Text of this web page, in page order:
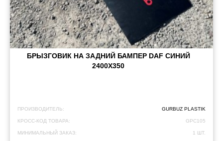
БРЫЗГОВИК НА ЗАДНИЙ БАМПЕР DAF СИНИЙ
2400Х350
ПРОИЗВОДИТЕЛЬ: GURBUZ PLASTIK
КРОСС-КОД ТОВАРА: GPC105
МИНИМАЛЬНЫЙ ЗАКАЗ: 1 ШТ.